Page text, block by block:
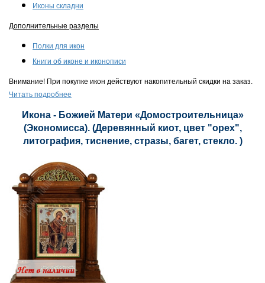
Иконы складни
Дополнительные разделы
Полки для икон
Книги об иконе и иконописи
Внимание! При покупке икон действуют накопительный скидки на заказ.
Читать подробнее
Икона - Божией Матери «Домостроительница»
(Экономисса). (Деревянный киот, цвет "орех",
литография, тиснение, стразы, багет, стекло. )